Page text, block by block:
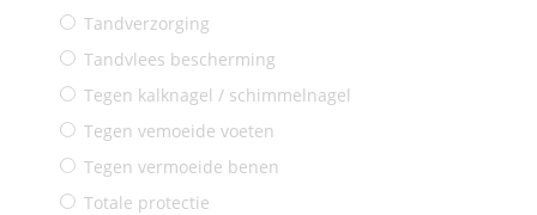
Tandverzorging
Tandvlees bescherming
Tegen kalknagel / schimmelnagel
Tegen vemoeide voeten
Tegen vermoeide benen
Totale protectie